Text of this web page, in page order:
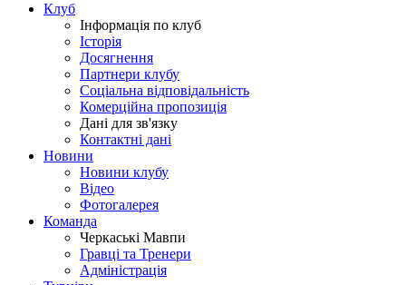
Клуб
Інформація по клуб
Історія
Досягнення
Партнери клубу
Соціальна відповідальність
Комерційна пропозиція
Дані для зв'язку
Контактні дані
Новини
Новини клубу
Відео
Фотогалерея
Команда
Черкаські Мавпи
Гравці та Тренери
Адміністрація